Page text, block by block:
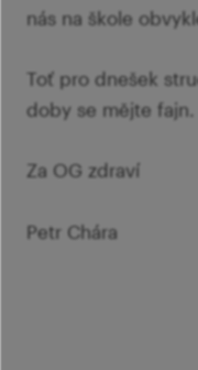
nás na škole
Toť pro dnešek
doby se mějte fajn.
Za OG zdraví
Petr Chára